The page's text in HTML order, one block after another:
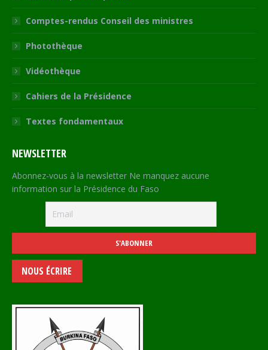
Comptes-rendus Conseil des ministres
Photothèque
Vidéothèque
Cahiers de la Présidence
Textes fondamentaux
NEWSLETTER
Abonnez-vous à la newsletter Ne manquez aucune
information sur la Présidence du Faso
NOUS ÉCRIRE